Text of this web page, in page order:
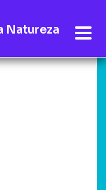
Natureza